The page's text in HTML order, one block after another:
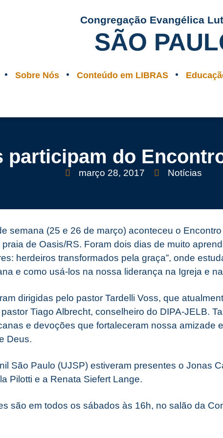
Congregação Evangélica
SÃO
Sobre Nós Conteúdo em LIBRAS
participam do
março 28, 2017 Notícias
semana (25 e 26 de março) aconteceu o
praia de Oasis/RS. Foram dois dias de muito
herdeiros transformados pela graça”, onde
e como usá-los na nossa liderança na Igreja e
dirigidas pelo pastor Tardelli Voss, que
Tiago Albrecht, conselheiro do DIPA-JELB.
e devoções que fortaleceram nossa amizade
Deus.
São Paulo (UJSP) estiveram presentes o Jonas
Pilotti e a Renata Siefert Lange.
são em todos os sábados às 16h, no salão da